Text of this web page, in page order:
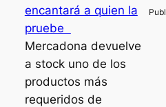
encantará a quien la
pruebe
Mercadona devuelve
a stock uno de los
productos más
requeridos de